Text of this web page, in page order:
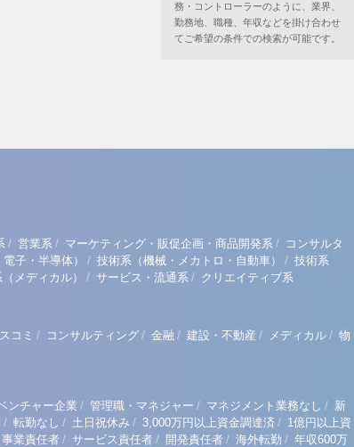
務・コントローラーのように、業界、
勤務地、職種、年収などを掛け合わせ
てご希望の条件での検索が可能です。
/ 営業系 / マーケティング・販促企画・商品開発系 / コンサルタ
子・半導体） / 技術系（機械・メカトロ・自動車） / 技術系
メディカル） / サービス・流通系 / クリエイティブ系
コミ / コンサルティング / 金融 / 建設・不動産 / メディカル / 物
ンチャー企業 / 管理職・マネジャー / マネジメント業務なし / 新
/ 転勤なし / 土日祝休み / 3,000万円以上資金調達済 / 1億円以上資
事業責任者 / サービス責任者 / 開発責任者 / 海外転勤 / 年収600万